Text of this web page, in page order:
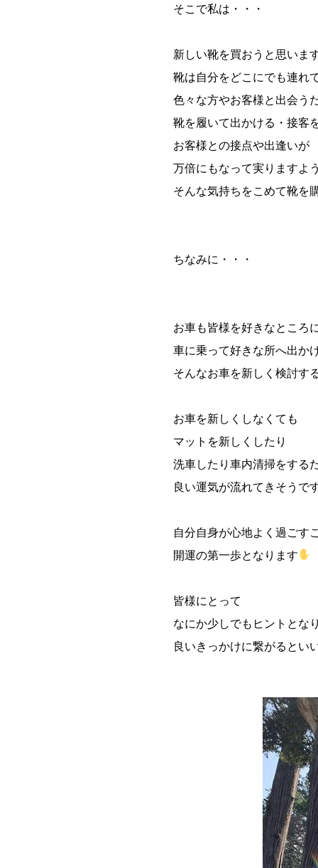
そこで私は・・・
新しい靴を買おうと思いま
靴は自分をどこにでも連れ
色々な方やお客様と出会う
靴を履いて出かける・接客
お客様との接点や出逢いが
万倍にもなって実りますよ
そんな気持ちをこめて靴を
ちなみに・・・
お車も皆様を好きなところ
車に乗って好きな所へ出か
そんなお車を新しく検討す
お車を新しくしなくても
マットを新しくしたり
洗車したり車内清掃をする
良い運気が流れてきそうで
自分自身が心地よく過ごす
開運の第一歩となります
皆様にとって
なにか少しでもヒントとな
良いきっかけに繋がるとい